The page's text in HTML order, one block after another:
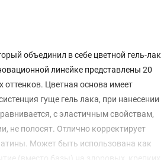
объединил в себе цветной гель-лак
линейке представлены 20
оттенков. Цветная основа имеет
гуще гель лака, при нанесении
с эластичным свойствам,
не полосят. Отлично корректирует
Может быть использована как